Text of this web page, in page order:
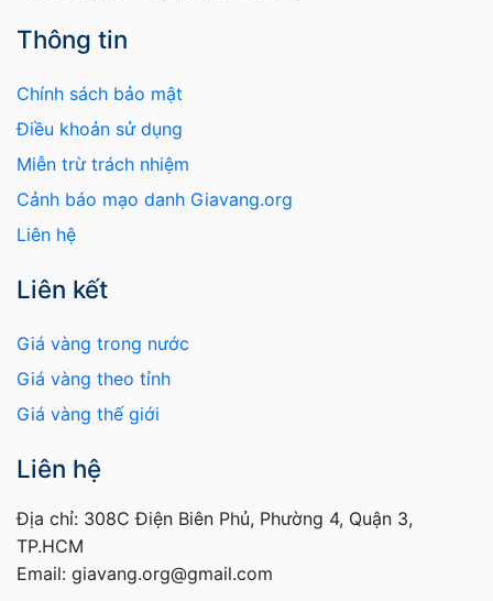
Thông tin
Chính sách bảo mật
Điều khoản sử dụng
Miễn trừ trách nhiệm
Cảnh báo mạo danh Giavang.org
Liên hệ
Liên kết
Giá vàng trong nước
Giá vàng theo tỉnh
Giá vàng thế giới
Liên hệ
Địa chỉ: 308C Điện Biên Phủ, Phường 4, Quận 3,
TP.HCM
Email: giavang.org@gmail.com